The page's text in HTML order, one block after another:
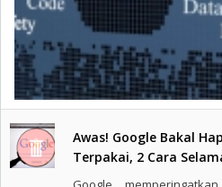
Awas! Google Bakal
Terpakai, 2 Cara